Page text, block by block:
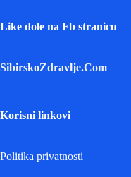
Like dole na Fb stranicu
SibirskoZdravlje.Com
Korisni linkovi
Politika privatnosti